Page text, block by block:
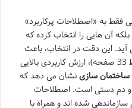
فقط به «اصطلاحات پرکاربرد»
بلکه آن هایی را انتخاب کرده که
آید. این دقت در انتخاب، باعث
شده که کتاب با وجود حجم کم (فقط 33 صفحه)، ارزش کاربردی بالایی
سازینشان می دهد که
دم دستی است. اصطلاحات
شده اند و همراه با